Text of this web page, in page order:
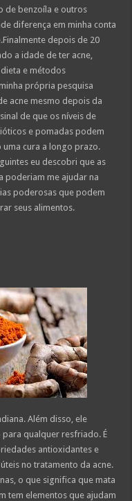
de benzoíla e outros
diferença em minha conta
depois de 20
a idade de ter acne,
e métodos
própria pesquisa
acne mesmo depois da
de que os níveis de
e pomadas podem
uma cura a longo prazo.
eu descobri que as
poderiam me ajudar na
poderosas que podem
seus alimentos.
Além disso, ele
qualquer resfriado. É
antioxidantes e
no tratamento da acne.
o que significa que mata
tem elementos que ajudam